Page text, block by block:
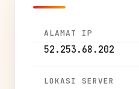
ALAMAT IP
52.253.68.202
LOKASI SERVER